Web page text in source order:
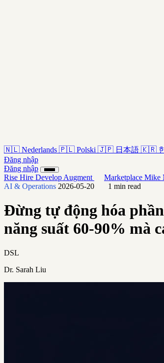
🇳🇱 Nederlands 🇵🇱 Polski 🇯🇵 日本語 🇰🇷
Đăng nhập
Đăng nhập
Rise Hire Develop Augment Marketplace Mike
AI & Operations 2026-05-20 1 min read
Đừng tự động hóa
năng suất 60-90% mà
DSL
Dr. Sarah Liu